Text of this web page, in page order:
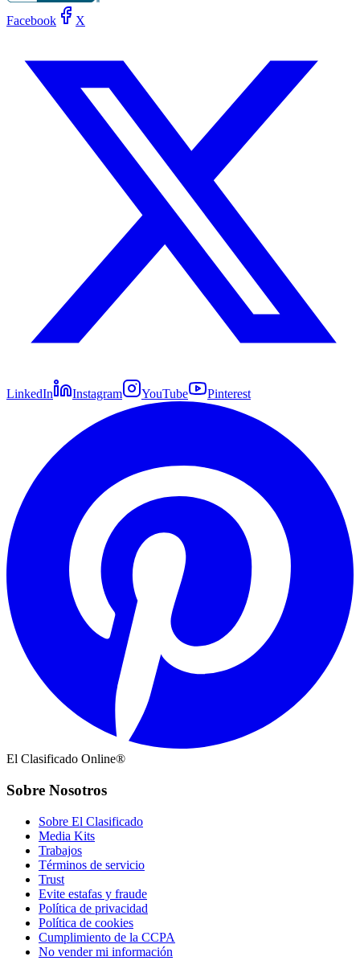
Facebook X
LinkedIn Instagram YouTube Pinterest
El Clasificado Online®
Sobre Nosotros
Sobre El Clasificado
Media Kits
Trabajos
Términos de servicio
Trust
Evite estafas y fraude
Política de privacidad
Política de cookies
Cumplimiento de la CCPA
No vender mi información